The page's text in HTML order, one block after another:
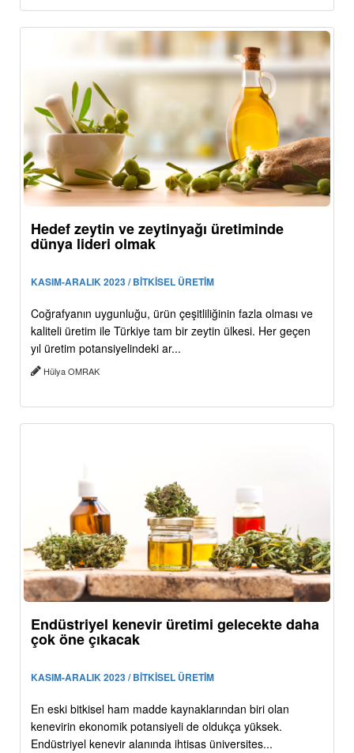
Hedef zeytin ve zeytinyağı üretiminde
dünya lideri olmak
KASIM-ARALIK 2023 / BİTKİSEL ÜRETİM
Coğrafyanın uygunluğu, ürün çeşitliliğinin fazla olması ve
kaliteli üretim ile Türkiye tam bir zeytin ülkesi. Her geçen
yıl üretim potansiyelindeki ar...
Hülya OMRAK
Endüstriyel kenevir üretimi gelecekte daha
çok öne çıkacak
KASIM-ARALIK 2023 / BİTKİSEL ÜRETİM
En eski bitkisel ham madde kaynaklarından biri olan
kenevirin ekonomik potansiyeli de oldukça yüksek.
Endüstriyel kenevir alanında ihtisas üniversites...